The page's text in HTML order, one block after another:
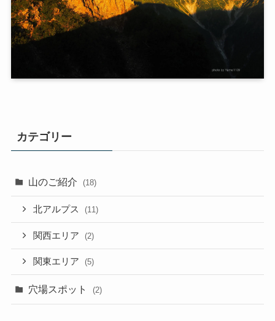
カテゴリー
山のご紹介 (18)
北アルプス (11)
関西エリア (2)
関東エリア (5)
穴場スポット (2)